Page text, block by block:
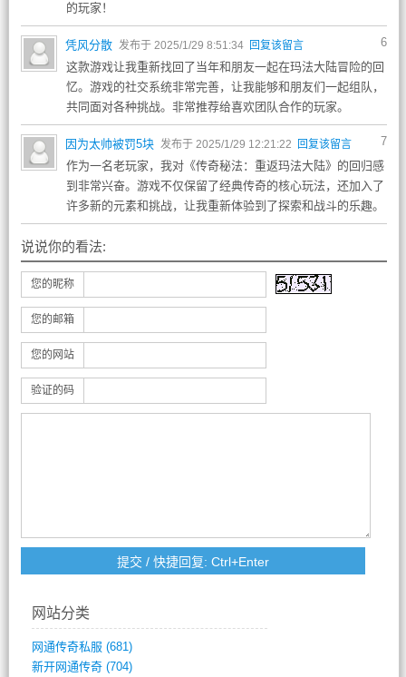
的玩家！
6
凭风分散 发布于 2025/1/29 8:51:34 回复该留言
这款游戏让我重新找回了当年和朋友一起在玛法大陆冒险的回
忆。游戏的社交系统非常完善，让我能够和朋友们一起组队，
共同面对各种挑战。非常推荐给喜欢团队合作的玩家。
7
因为太帅被罚5块 发布于 2025/1/29 12:21:22 回复该留言
作为一名老玩家，我对《传奇秘法：重返玛法大陆》的回归感
到非常兴奋。游戏不仅保留了经典传奇的核心玩法，还加入了
许多新的元素和挑战，让我重新体验到了探索和战斗的乐趣。
说说你的看法:
您的昵称
您的邮箱
您的网站
验证的码
网站分类
网通传奇私服 (681)
新开网通传奇(704)